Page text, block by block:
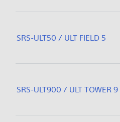
SRS-ULT50 / ULT FIELD 5
SRS-ULT900 / ULT TOWER 9